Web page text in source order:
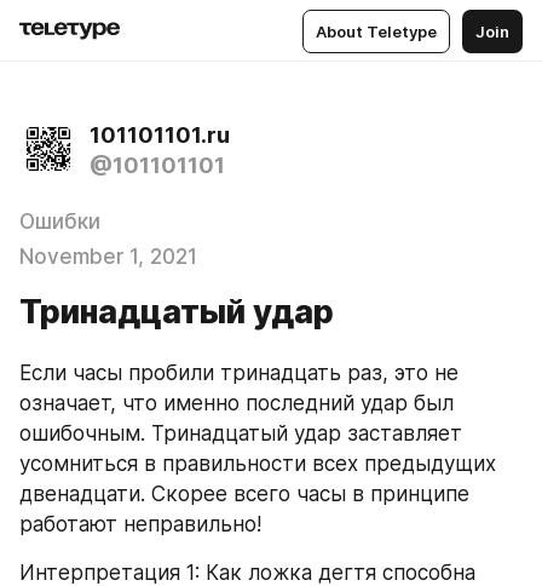
About Teletype Join
101101101.ru
@101101101
Ошибки
November 1, 2021
Тринадцатый удар
Если часы пробили тринадцать раз, это не
означает, что именно последний удар был
ошибочным. Тринадцатый удар заставляет
усомниться в правильности всех предыдущих
двенадцати. Скорее всего часы в принципе
работают неправильно!
Интерпретация 1: Как ложка дегтя способна